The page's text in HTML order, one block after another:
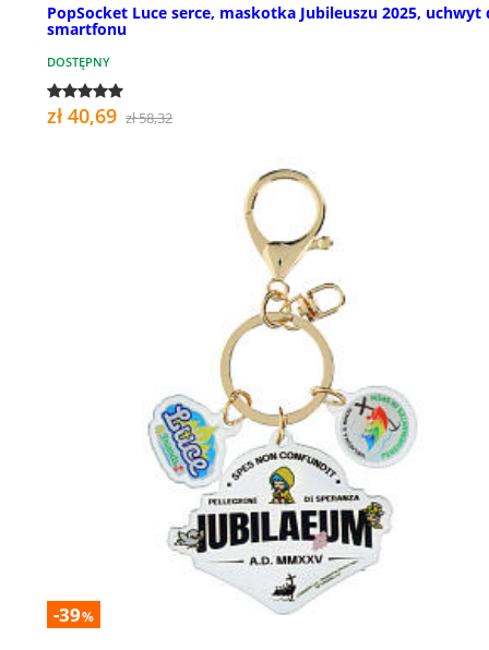
PopSocket Luce serce, maskotka Jubileuszu 2025, uchwyt
smartfonu
DOSTĘPNY
zł 40,69 zł 58,32
-39%